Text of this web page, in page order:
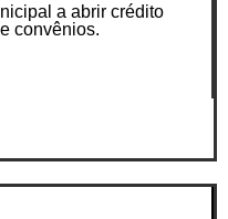
a abrir crédito
convênios.